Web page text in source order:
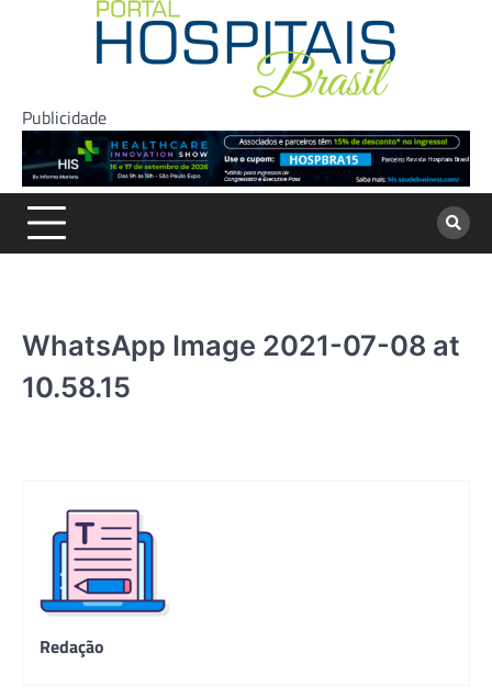
Publicidade
WhatsApp Image 2021-07-08 at
10.58.15
Redação